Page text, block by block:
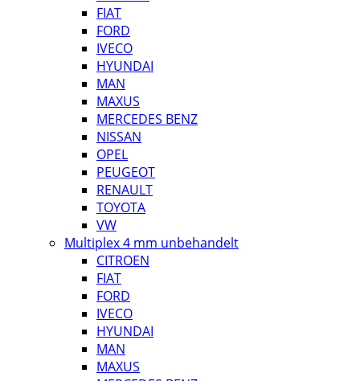
FIAT
FORD
IVECO
HYUNDAI
MAN
MAXUS
MERCEDES BENZ
NISSAN
OPEL
PEUGEOT
RENAULT
TOYOTA
VW
Multiplex 4 mm unbehandelt
CITROEN
FIAT
FORD
IVECO
HYUNDAI
MAN
MAXUS